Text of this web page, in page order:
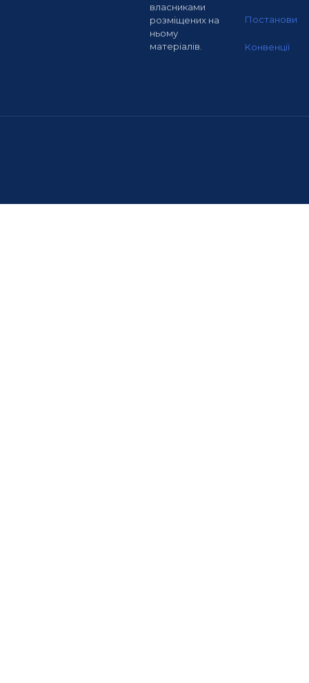
власниками
розміщених на
ньому
матеріалів.
Постанови
Конвенції